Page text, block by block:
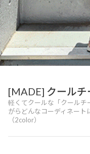
[MADE] クールチ
軽くてクールな「クールチ
がらどんなコーディネート
（2color）